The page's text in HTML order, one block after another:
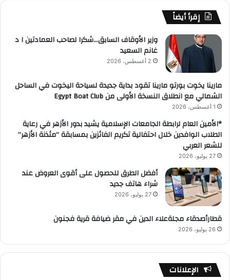
إقرأ أيضاً
وزير الأوقاف السابق…شكرا لصاحب العمادتين ا د
غانم السعيد
2 أغسطس، 2026
مارينا يخوت بورتو مارينا تقود بداية جديدة لسياحة اليخوت في الساحل
الشمالي مع انطلاق النسخة الأولى من Egypt Boat Club
1 أغسطس، 2026
*الأمين العام لرابطة الجامعات الإسلامية يشيد بدور الأزهر في رعاية
الطلاب الوافدين خلال احتفالية تكريم الفائزين بمسابقة “مئذنة الأزهر”
للشعر العربي
27 يوليو، 2026
أفضل الطرق للحصول على أقوى العروض عند
شراء هاتف جديد
27 يوليو، 2026
قطارأصدقاء مجلةعلاء الدين في مقر ضيافة قرية فجنون
26 يوليو، 2026
الإعلانات